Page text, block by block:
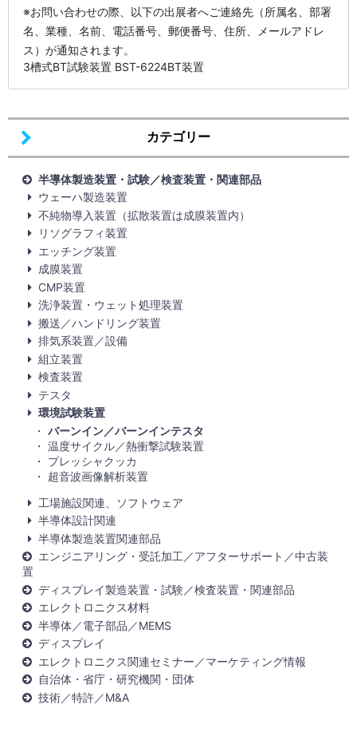
カテゴリー
半導体製造装置・試験／検査装置・関連部品
ウェーハ製造装置
不純物導入装置（拡散装置は成膜装置内）
リソグラフィ装置
エッチング装置
成膜装置
CMP装置
洗浄装置・ウェット処理装置
搬送／ハンドリング装置
排気系装置／設備
組立装置
検査装置
テスタ
環境試験装置
バーンイン／バーンインテスタ
温度サイクル／熱衝撃試験装置
プレッシャクッカ
超音波画像解析装置
工場施設関連、ソフトウェア
半導体設計関連
半導体製造装置関連部品
エンジニアリング・受託加工／アフターサポート／中古装
置
ディスプレイ製造装置・試験／検査装置・関連部品
エレクトロニクス材料
半導体／電子部品／MEMS
ディスプレイ
エレクトロニクス関連セミナー／マーケティング情報
自治体・省庁・研究機関・団体
技術／特許／M&A
※お問い合わせの際、以下の出展者へご連絡先（所属名、部署
名、業種、名前、電話番号、郵便番号、住所、メールアドレ
ス）が通知されます。
3槽式BT試験装置 BST-6224BT装置